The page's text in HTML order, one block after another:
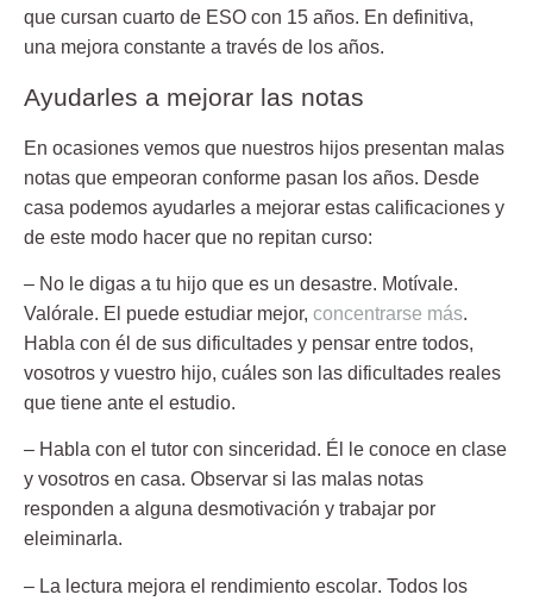
que cursan cuarto de ESO con 15 años. En definitiva,
una mejora constante a través de los años.
Ayudarles a mejorar las notas
En ocasiones vemos que nuestros hijos presentan malas
notas que empeoran conforme pasan los años. Desde
casa podemos ayudarles a mejorar estas calificaciones y
de este modo hacer que no repitan curso:
– No le digas a tu hijo que es un desastre. Motívale.
Valórale. El puede estudiar mejor, concentrarse más.
Habla con él de sus dificultades y pensar entre todos,
vosotros y vuestro hijo, cuáles son las dificultades reales
que tiene ante el estudio.
– Habla con el tutor con sinceridad. Él le conoce en clase
y vosotros en casa. Observar si las malas notas
responden a alguna desmotivación y trabajar por
eleiminarla.
– La lectura mejora el rendimiento escolar. Todos los